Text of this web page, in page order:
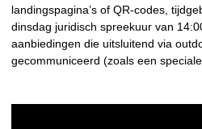
landingspagina’s of QR-codes,
dinsdag juridisch spreekuur van
aanbiedingen die uitsluitend via
gecommuniceerd (zoals een